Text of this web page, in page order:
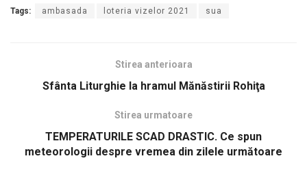
Tags: ambasada loteria vizelor 2021 sua
Stirea anterioara
Sfânta Liturghie la hramul Mănăstirii Rohiţa
Stirea urmatoare
TEMPERATURILE SCAD DRASTIC. Ce spun
meteorologii despre vremea din zilele următoare